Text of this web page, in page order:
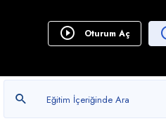
Oturum Aç
Genel Bilgiler
02:47